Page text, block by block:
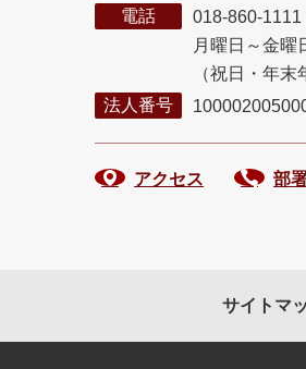
電話
018-860-1111
月曜日～金曜
（祝日・年末
法人番号
アクセス 部
サイトマ